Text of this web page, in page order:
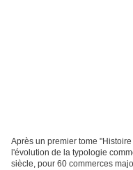
Après un premier tome
l'évolution de la typologie
siècle, pour 60 commerces